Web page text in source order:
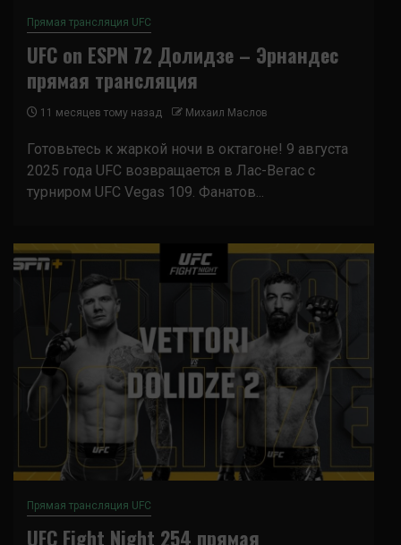
Прямая трансляция UFC
UFC on ESPN 72 Долидзе – Эрнандес
прямая трансляция
11 месяцев тому назад Михаил Маслов
Готовьтесь к жаркой ночи в октагоне! 9 августа
2025 года UFC возвращается в Лас-Вегас с
турниром UFC Vegas 109. Фанатов...
Прямая трансляция UFC
UFC Fight Night 254 прямая